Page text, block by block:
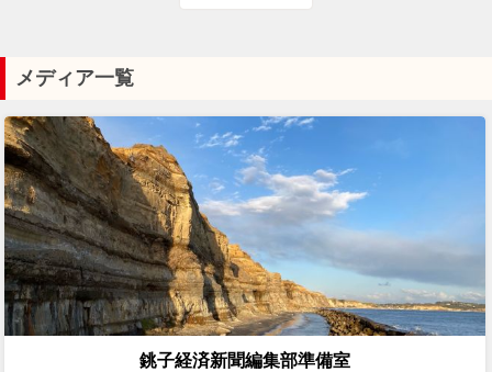
メディア一覧
銚子経済新聞編集部準備室